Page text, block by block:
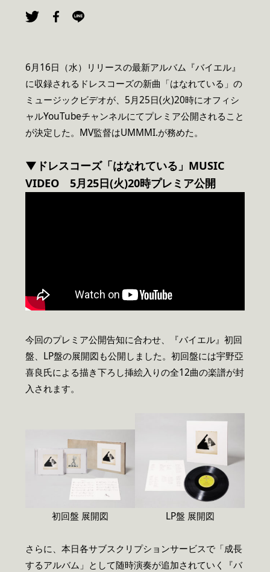
6月16日（水）リリースの最新アルバム『バイエル』
に収録されるドレスコーズの新曲「はなれている」の
ミュージックビデオが、5月25日(火)20時にオフィシ
ャルYouTubeチャンネルにてプレミア公開されること
が決定した。MV監督はUMMMI.が務めた。
▼ドレスコーズ「はなれている」MUSIC
VIDEO 5月25日(火)20時プレミア公開
今回のプレミア公開告知に合わせ、『バイエル』初回
盤、LP盤の展開図も公開しました。初回盤には宇野亞
喜良氏による描き下ろし挿絵入りの全12曲の楽譜が封
入されます。
初回盤 展開図 LP盤 展開図
さらに、本日各サブスクリプションサービスで「成長
するアルバム」として随時演奏が追加されていく『バ